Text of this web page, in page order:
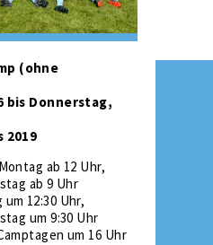
(ohne
bis Donnerstag,
2019
ab 12 Uhr,
ab 9 Uhr
12:30 Uhr,
um 9:30 Uhr
um 16 Uhr